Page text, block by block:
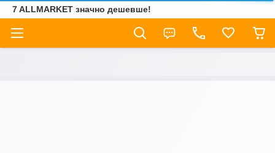
7 ALLMARKET значно дешевше!